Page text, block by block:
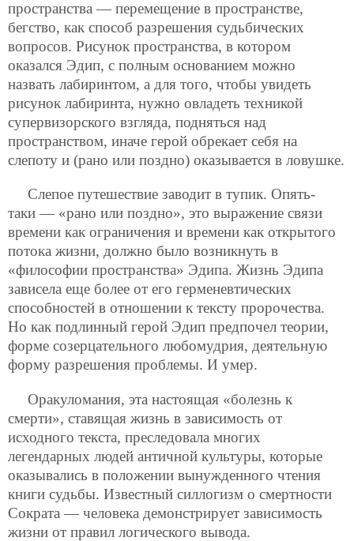
пространства — перемещение в пространстве,
бегство, как способ разрешения судьбических
вопросов. Рисунок пространства, в котором
оказался Эдип, с полным основанием можно
назвать лабиринтом, а для того, чтобы увидеть
рисунок лабиринта, нужно овладеть техникой
супервизорского взгляда, подняться над
пространством, иначе герой обрекает себя на
слепоту и (рано или поздно) оказывается в ловушке.
Слепое путешествие заводит в тупик. Опять-
таки — «рано или поздно», это выражение связи
времени как ограничения и времени как открытого
потока жизни, должно было возникнуть в
«философии пространства» Эдипа. Жизнь Эдипа
зависела еще более от его герменевтических
способностей в отношении к тексту пророчества.
Но как подлинный герой Эдип предпочел теории,
форме созерцательного любомудрия, деятельную
форму разрешения проблемы. И умер.
Оракуломания, эта настоящая «болезнь к
смерти», ставящая жизнь в зависимость от
исходного текста, преследовала многих
легендарных людей античной культуры, которые
оказывались в положении вынужденного чтения
книги судьбы. Известный силлогизм о смертности
Сократа — человека демонстрирует зависимость
жизни от правил логического вывода.